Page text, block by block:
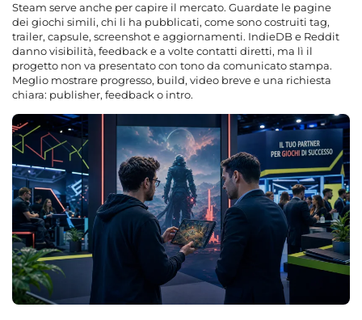
Steam serve anche per capire il mercato. Guardate le pagine
dei giochi simili, chi li ha pubblicati, come sono costruiti tag,
trailer, capsule, screenshot e aggiornamenti. IndieDB e Reddit
danno visibilità, feedback e a volte contatti diretti, ma lì il
progetto non va presentato con tono da comunicato stampa.
Meglio mostrare progresso, build, video breve e una richiesta
chiara: publisher, feedback o intro.